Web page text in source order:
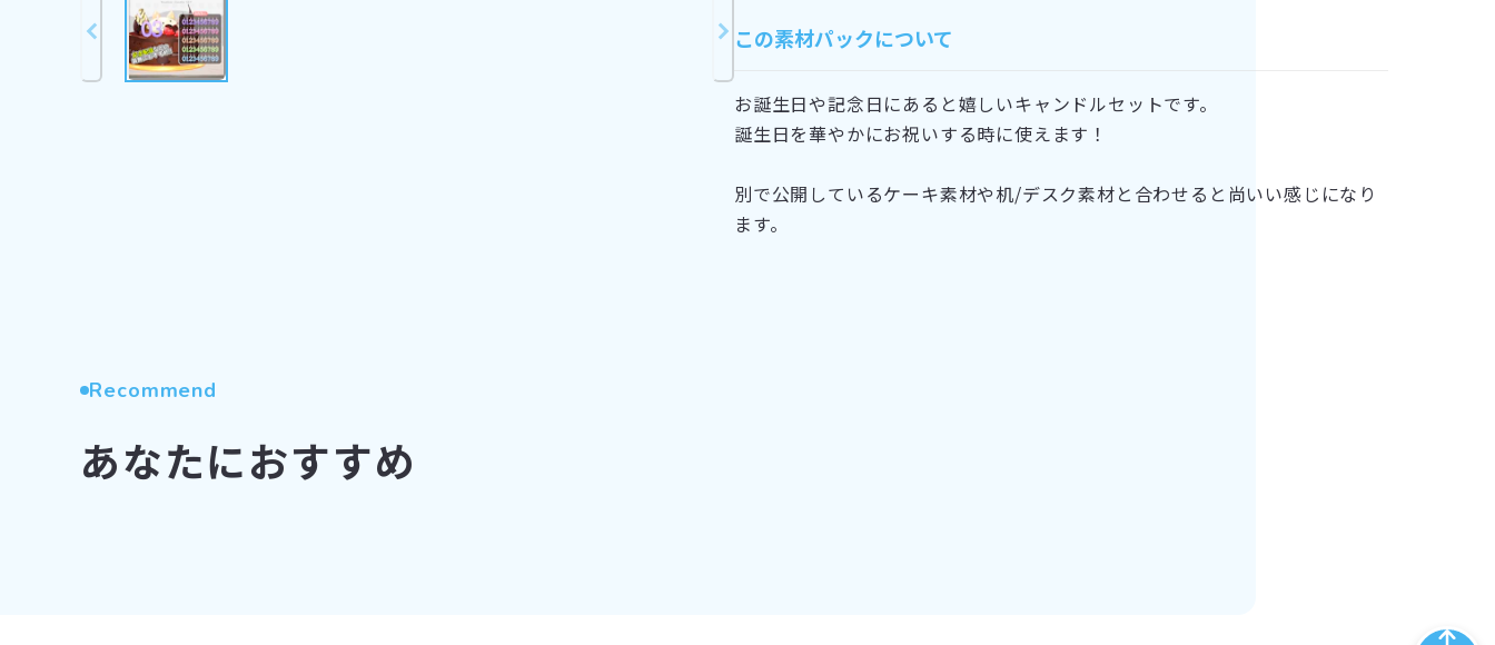
この素材パックについて
お誕生日や記念日にあると嬉しいキャンドルセットです。
誕生日を華やかにお祝いする時に使えます！
別で公開しているケーキ素材や机/デスク素材と合わせると尚いい感じになり
ます。
Recommend
あなたにおすすめ